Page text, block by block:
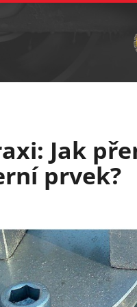
Jak
prvek?